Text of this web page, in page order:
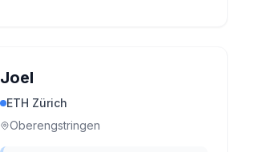
Joel
ETH Zürich
Oberengstringen